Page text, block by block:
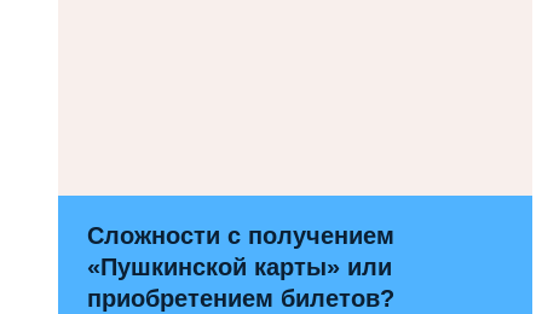
Сложности с получением
«Пушкинской карты» или
приобретением билетов?